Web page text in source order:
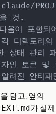
것.
려진 안티패
담고, 옆의
가 실